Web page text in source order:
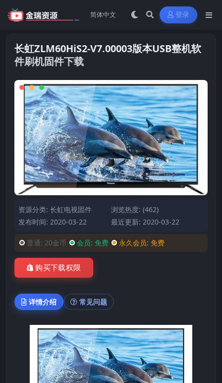
登录
长虹ZLM60HiS2-V7.00003版本USB整机软
件刷机固件下载
资源分类: 长虹电视固件
浏览热度: (462)
发布时间: 2020-03-22
最近更新: 2020-03-22
普通: 20金币 会员: 免费 永久会员: 免费
购买下载权限
详情介绍 常见问题